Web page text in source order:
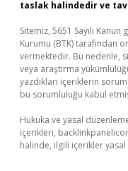
taslak halindedir ve
Sitemiz, 5651 Sayılı
Kurumu (BTK) tarafından
vermektedir. Bu nedenle,
veya araştırma
yazdıkları içeriklerin
bu sorumluluğu kabul
Hukuka ve yasal
içerikleri,
halinde, ilgili içerikler yasal